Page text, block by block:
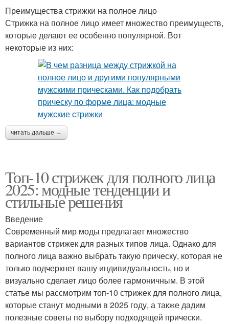
Преимущества стрижки на полное лицо
Стрижка на полное лицо имеет множество преимуществ,
которые делают ее особенно популярной. Вот
некоторые из них:
читать дальше →
Топ-10 стрижек для полного лица
2025: модные тенденции и
стильные решения
Введение
Современный мир моды предлагает множество
вариантов стрижек для разных типов лица. Однако для
полного лица важно выбрать такую прическу, которая не
только подчеркнет вашу индивидуальность, но и
визуально сделает лицо более гармоничным. В этой
статье мы рассмотрим топ-10 стрижек для полного лица,
которые станут модными в 2025 году, а также дадим
полезные советы по выбору подходящей прически.